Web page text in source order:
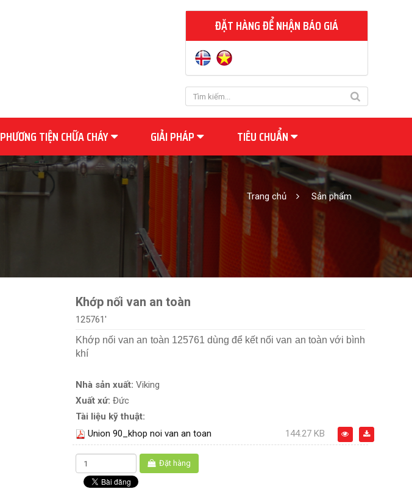
ĐẶT HÀNG ĐỂ NHẬN BÁO GIÁ
PHƯƠNG TIỆN CHỮA CHÁY GIẢI PHÁP TIÊU CHUẨN
Trang chủ Sản phẩm
Khớp nối van an toàn
125761'
Khớp nối van an toàn 125761 dùng để kết nối van an toàn với bình
khí
Nhà sản xuất: Viking
Xuất xứ: Đức
Tài liệu kỹ thuật:
Union 90_khop noi van an toan
144.27 KB
Đặt hàng